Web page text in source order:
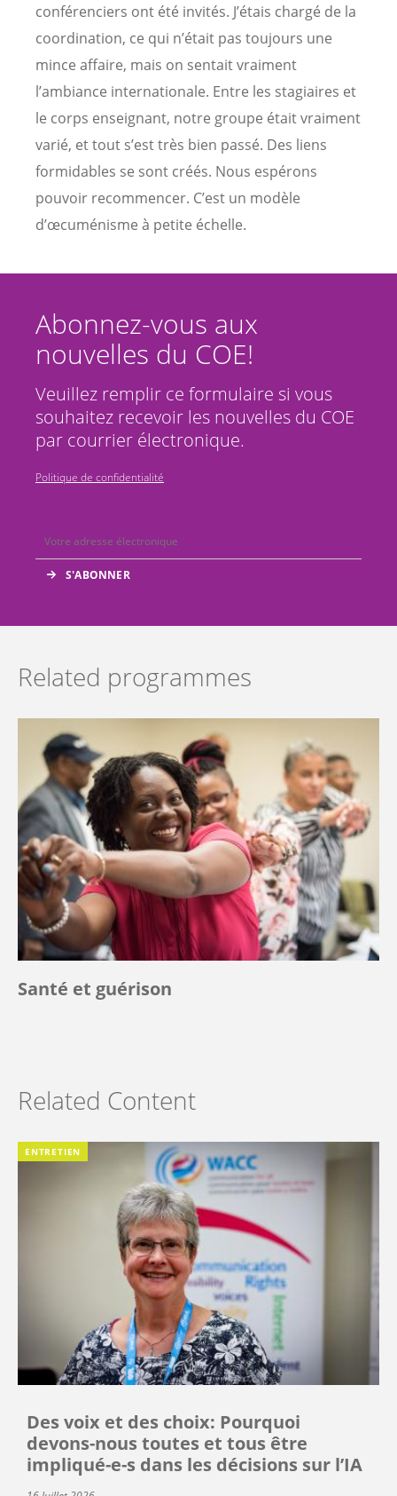
conférenciers ont été invités. J’étais chargé de la
coordination, ce qui n’était pas toujours une
mince affaire, mais on sentait vraiment
l’ambiance internationale. Entre les stagiaires et
le corps enseignant, notre groupe était vraiment
varié, et tout s’est très bien passé. Des liens
formidables se sont créés. Nous espérons
pouvoir recommencer. C’est un modèle
d’œcuménisme à petite échelle.
Abonnez-vous aux
nouvelles du COE!
Veuillez remplir ce formulaire si vous
souhaitez recevoir les nouvelles du COE
par courrier électronique.
Politique de confidentialité
Related programmes
Santé et guérison
Related Content
ENTRETIEN
Des voix et des choix: Pourquoi
devons-nous toutes et tous être
impliqué-e-s dans les décisions sur l’IA